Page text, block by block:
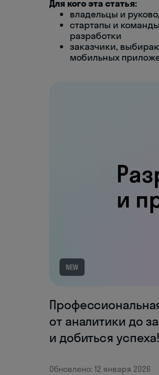
Для кого эта статья:
владельцы и
стартапы и
разработки
заказчики,
мобильных
NEW
от аналитики до
и добиться успеха!
Обновлено: 12 января 2026